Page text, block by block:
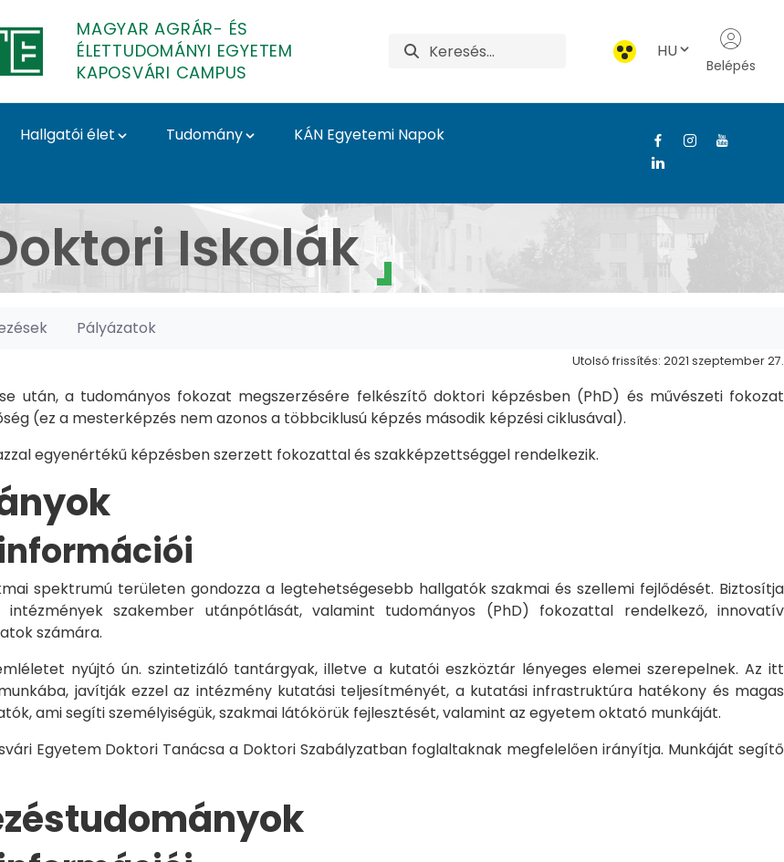
MAGYAR AGRÁR- ÉS
ÉLETTUDOMÁNYI EGYETEM
KAPOSVÁRI CAMPUS
HU
Belépés
Hallgatói élet Tudomány
KÁN Egyetemi Napok
CampusIskolák
Pályázatok
Utolsó frissítés: 2021 szeptember 27.
után, a tudományos fokozat megszerzésére felkészítő doktori képzésben (PhD) és művészeti fokozat
(ez a mesterképzés nem azonos a többciklusú képzés második képzési ciklusával).
egyenértékű képzésben szerzett fokozattal és szakképzettséggel rendelkezik.
spektrumú területen gondozza a legtehetségesebb hallgatók szakmai és szellemi fejlődését. Biztosítja
szakember utánpótlását, valamint tudományos (PhD) fokozattal rendelkező, innovatív
számára.
nyújtó ún. szintetizáló tantárgyak, illetve a kutatói eszköztár lényeges elemei szerepelnek. Az itt
javítják ezzel az intézmény kutatási teljesítményét, a kutatási infrastruktúra hatékony és magas
ami segíti személyiségük, szakmai látókörük fejlesztését, valamint az egyetem oktató munkáját.
Egyetem Doktori Tanácsa a Doktori Szabályzatban foglaltaknak megfelelően irányítja. Munkáját segítő